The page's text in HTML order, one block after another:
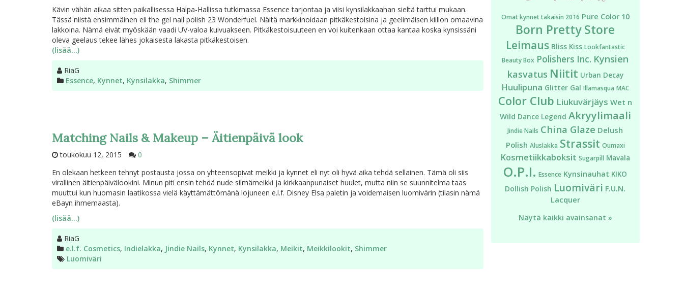
Kävin vähän aikaa sitten paikallisessa Halpa-Hallissa tutkimassa Essence tarjontaa ja viisi kynsilakkaahan sieltä tarttui mukaan.
Tässä niistä ensimmäinen eli the gel nail polish 23 Wonderfuel. Näitä markkinoidaan pitkäkestoisina ja geelimäisen kiillon omaavina
lakkoina. Nämä eivät myöskään vaadi UV-valoa kuivuakseen. Pitkäkestoisuuteen en voi kuitenkaan ottaa kantaa koska kynsissäni
oleva geelaus tekee lähes jokaisesta lakasta pitkäkestoisen.
(lisää…)
Kirjoittaja
RiaG
Kategoriat
Essence, Kynnet, Kynsilakka, Shimmer
Matching Nails & Makeup – Äitienpäivä look
toukokuu 12, 2015
0
En olekaan hetkeen tehnyt postausta jossa on yhteensopivat meikki ja kynnet eli nyt oli hyvä aika tehdä sellainen. Tämä oli siis
virallinen äitienpäivälookini. Minun piti ensin tehdä nude silmämeikki ja kirkkaanpunaiset huulet, mutta niin se suunnitelma taas
muuttui kun huomasin laatikossa vielä käyttämättömänä lojuneen e.l.f. Disney Elsa paletin ja voidemaisen luomivärin (tilasin nämä
eBayn ihmemaasta).
(lisää…)
Kirjoittaja
RiaG
Kategoriat
e.l.f. Cosmetics, Indielakka, Jindie Nails, Kynnet, Kynsilakka, Meikit, Meikkilookit, Shimmer
Avainsanat
Luomiväri
Omat kynnet takaisin 2016 Pure Color 10
Born Pretty Store
Leimaus Bliss Kiss Lookfantastic
Beauty Box Polishers Inc. Kynsien
kasvatus Niitit Urban Decay
Huulipuna Glitter Gal Illamasqua MAC
Color Club Liukuvärjäys Wet n
Wild Dance Legend Akryylimaali
Jindie Nails China Glaze Delush
Polish Aluslakka Strassit Oumaxi
Kosmetiikkaboksit Sugarpill Mavala
O.P.I. Essence Kynsinauhat KIKO
Dollish Polish Luomiväri F.U.N.
Lacquer
Näytä kaikki avainsanat »